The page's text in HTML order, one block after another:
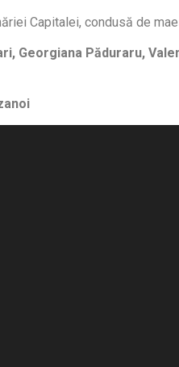
Capitalei, condusă de
Georgiana Păduraru,